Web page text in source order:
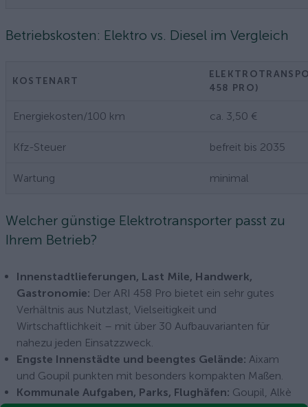
Betriebskosten: Elektro vs. Diesel im Vergleich
KOSTENART
458 PRO)
Energiekosten/100 km ca. 3,50 €
Kfz-Steuer befreit bis 2035
Wartung minimal
Welcher günstige Elektrotransporter passt zu
Ihrem Betrieb?
Innenstadtlieferungen, Last Mile, Handwerk,
Gastronomie: Der ARI 458 Pro bietet ein sehr gutes
Verhältnis aus Nutzlast, Vielseitigkeit und
Wirtschaftlichkeit – mit über 30 Aufbauvarianten für
nahezu jeden Einsatzzweck.
Engste Innenstädte und beengtes Gelände: Aixam
und Goupil punkten mit besonders kompakten Maßen.
Kommunale Aufgaben, Parks, Flughäfen: Goupil, Alkè